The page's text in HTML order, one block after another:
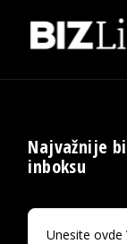
Najvažnije
inboksu